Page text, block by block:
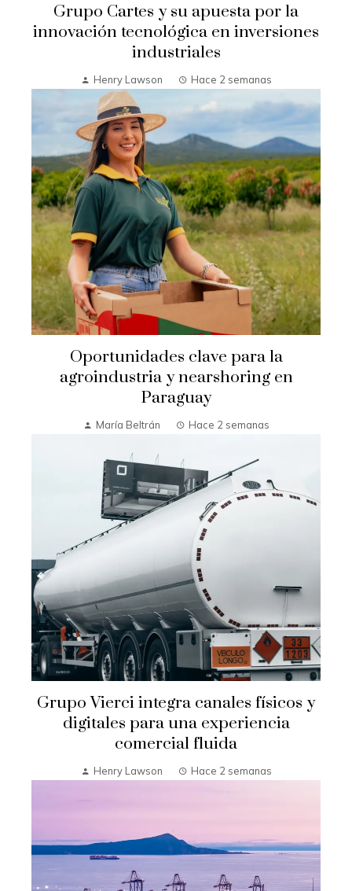
Grupo Cartes y su apuesta por la
innovación tecnológica en inversiones
industriales
Henry Lawson Hace 2 semanas
Oportunidades clave para la
agroindustria y nearshoring en
Paraguay
María Beltrán Hace 2 semanas
Grupo Vierci integra canales físicos y
digitales para una experiencia
comercial fluida
Henry Lawson Hace 2 semanas